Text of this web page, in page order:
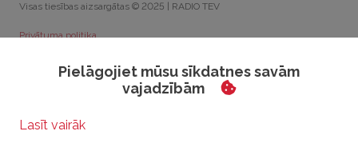
Visas tiesības aizsargātas © 2025 | RADIO TEV
Privātuma politika
Sīkdatņu politika
Visparīgie konkursu noteikumi
Pielāgojiet mūsu sīkdatnes savām
vajadzībām